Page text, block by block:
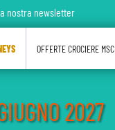
2027
nostra newsletter
OFFERTE CROCIERE MSC